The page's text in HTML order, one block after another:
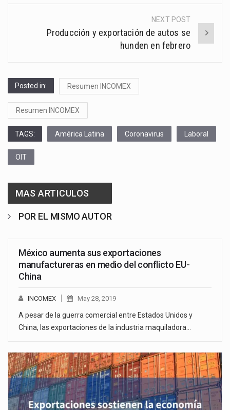
NEXT POST
Producción y exportación de autos se
hunden en febrero
Posted in: Resumen INCOMEX
Resumen INCOMEX
TAGS: América Latina Coronavirus Laboral
OIT
MAS ARTICULOS
POR EL MISMO AUTOR
México aumenta sus exportaciones
manufactureras en medio del conflicto EU-
China
INCOMEX May 28, 2019
A pesar de la guerra comercial entre Estados Unidos y
China, las exportaciones de la industria maquiladora…